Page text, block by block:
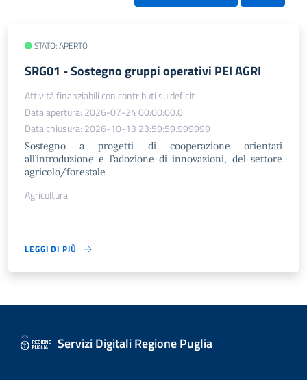
STATO: APERTO
SRG01 - Sostegno gruppi operativi PEI AGRI
Attività finanziabili con contributi su deficit
Data apertura: 2026-07-24 00:00:00.0
Data chiusura: 2026-10-13 23:59:59.999999
Sostegno a progetti di cooperazione orientati
all’introduzione e l’adozione di innovazioni, del settore
agricolo/forestale
Agricoltura
LEGGI DI PIÙ
Servizi Digitali Regione Puglia